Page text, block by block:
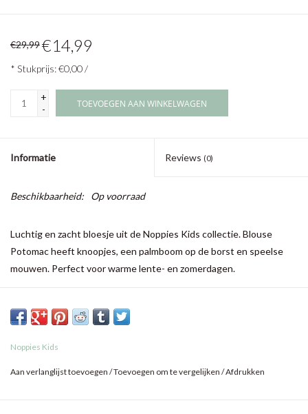
€29,99€14,99
* Stukprijs: €0,00 /
+
-
TOEVOEGEN AAN WINKELWAGEN
Informatie Reviews (0)
Beschikbaarheid: Op voorraad
Luchtig en zacht bloesje uit de Noppies Kids collectie. Blouse
Potomac heeft knoopjes, een palmboom op de borst en speelse
mouwen. Perfect voor warme lente- en zomerdagen.
Combineer met het bijpassende rokje om de outfit compleet te
Noppies Kids
Aan verlanglijst toevoegen /Toevoegen om te vergelijken /Afdrukken